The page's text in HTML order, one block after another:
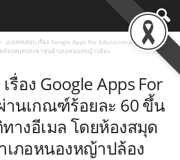
แบบทดสอบ เรื่อง Google Apps For Education ผ่านเกณฑ์ร้อยละ
ห้องสมุดประชาชนอำเภอหนองหญ้าปล้อง
รื่อง Google Apps For
านเกณฑ์ร้อยละ 60 ขึ้น
างอีเมล โดยห้องสมุด
เภอหนองหญ้าปล้อง